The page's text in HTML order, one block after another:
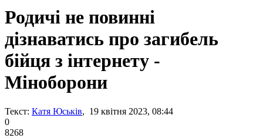
Родичі не повинні
дізнаватись про загибель
бійця з інтернету -
Міноборони
Текст: Катя Юськів, 19 квітня 2023, 08:44
0
8268